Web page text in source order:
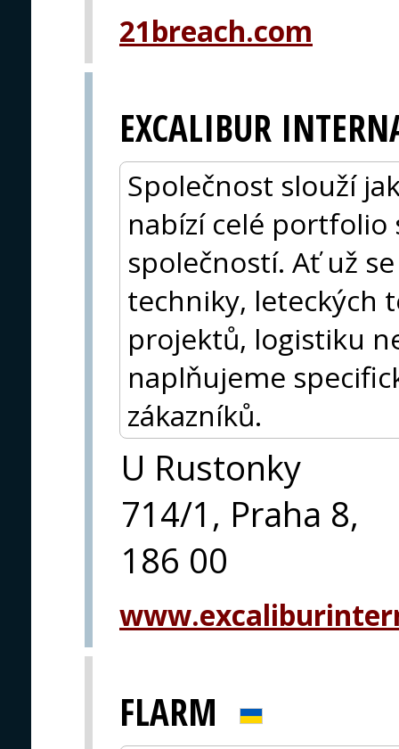
21breach.com
EXCALIBUR
Společnost slouží
nabízí celé portfolio
společností. Ať už
techniky, leteckých
projektů, logistiku
naplňujeme
zákazníků.
U Rustonky
714/1, Praha 8,
186 00
FLARM